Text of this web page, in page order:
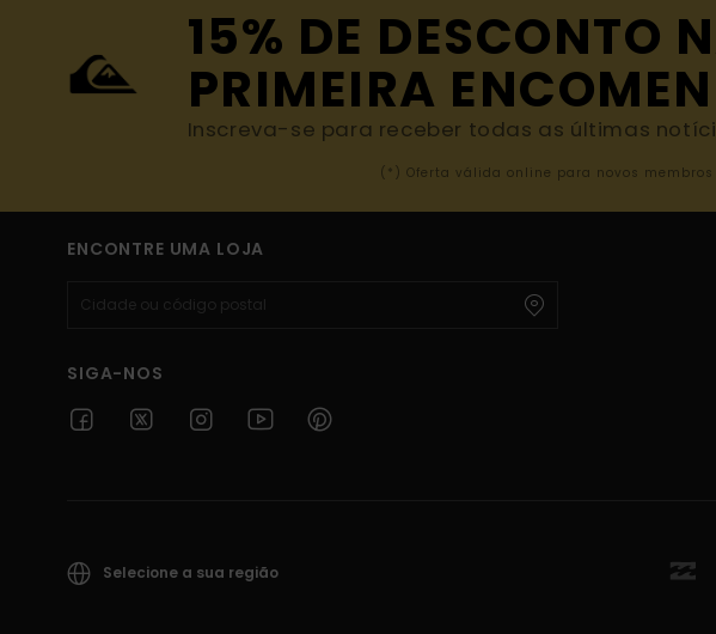
15% DE DESCONTO
PRIMEIRA
Inscreva-se para receber todas as últimas
(*) Oferta válida online para novos
ENCONTRE UMA LOJA
SIGA-NOS
Selecione a sua região